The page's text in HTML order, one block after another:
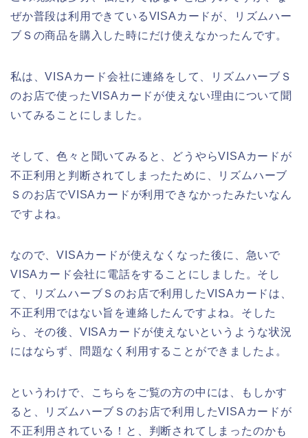
ぜか普段は利用できているVISAカードが、リズムハー
ブＳの商品を購入した時にだけ使えなかったんです。
私は、VISAカード会社に連絡をして、リズムハーブＳ
のお店で使ったVISAカードが使えない理由について聞
いてみることにしました。
そして、色々と聞いてみると、どうやらVISAカードが
不正利用と判断されてしまったために、リズムハーブ
Ｓのお店でVISAカードが利用できなかったみたいなん
ですよね。
なので、VISAカードが使えなくなった後に、急いで
VISAカード会社に電話をすることにしました。そし
て、リズムハーブＳのお店で利用したVISAカードは、
不正利用ではない旨を連絡したんですよね。そした
ら、その後、VISAカードが使えないというような状況
にはならず、問題なく利用することができましたよ。
というわけで、こちらをご覧の方の中には、もしかす
ると、リズムハーブＳのお店で利用したVISAカードが
不正利用されている！と、判断されてしまったのかも